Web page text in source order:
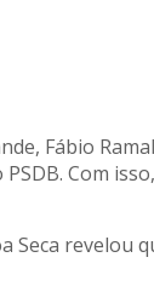
Fábio
Com
Seca revelou